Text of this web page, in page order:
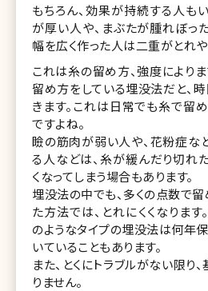
もちろん、効果が持続する人も
が厚い人や、まぶたが腫れぼっ
幅を広く作った人は二重がとれや
これは糸の留め方、強度によりま
留め方をしている埋没法だと、
きます。これは日常でも糸で留
ですよね。
瞼の筋肉が弱い人や、花粉症な
る人などは、糸が緩んだり切れ
くなってしまう場合もあります。
埋没法の中でも、多くの点数で
た方法では、とれにくくなります
のようなタイプの埋没法は何年
いていることもあります。
また、とくにトラブルがない限り
りません。